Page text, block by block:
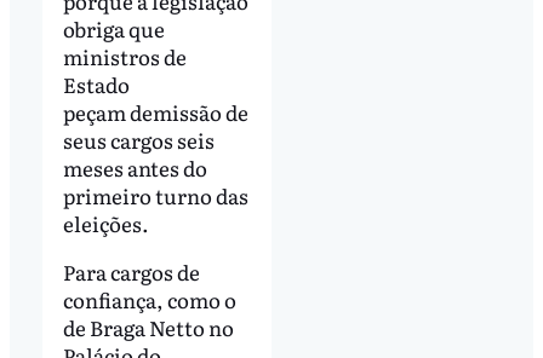
obriga que
ministros de
Estado
peçam demissão de
seus cargos seis
meses antes do
primeiro turno das
eleições.
Para cargos de
confiança, como o
de Braga Netto no